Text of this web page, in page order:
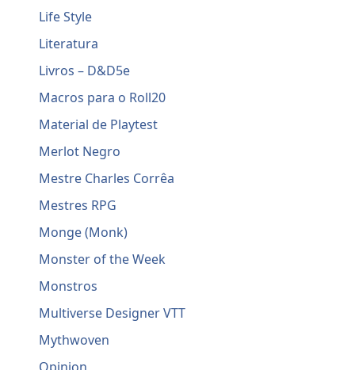
Life Style
Literatura
Livros – D&D5e
Macros para o Roll20
Material de Playtest
Merlot Negro
Mestre Charles Corrêa
Mestres RPG
Monge (Monk)
Monster of the Week
Monstros
Multiverse Designer VTT
Mythwoven